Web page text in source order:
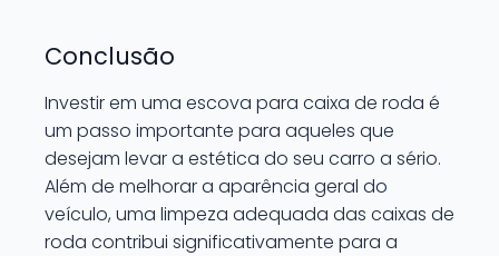
Conclusão
Investir em uma escova para caixa de roda é
um passo importante para aqueles que
desejam levar a estética do seu carro a sério.
Além de melhorar a aparência geral do
veículo, uma limpeza adequada das caixas de
roda contribui significativamente para a